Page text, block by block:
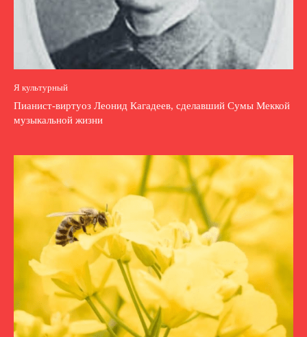
Я культурный
Пианист-виртуоз Леонид Кагадеев, сделавший Сумы Меккой
музыкальной жизни